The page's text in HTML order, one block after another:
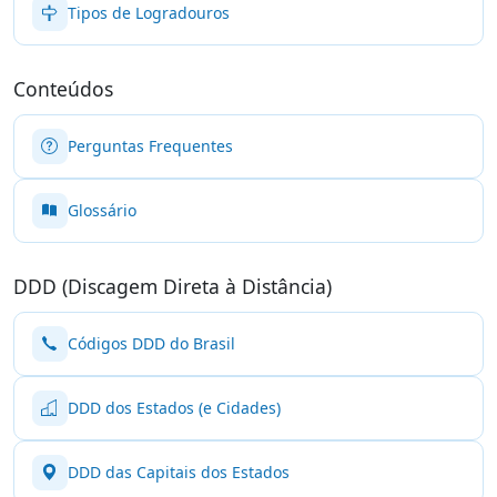
Tipos de Logradouros
Conteúdos
Perguntas Frequentes
Glossário
DDD (Discagem Direta à Distância)
Códigos DDD do Brasil
DDD dos Estados (e Cidades)
DDD das Capitais dos Estados